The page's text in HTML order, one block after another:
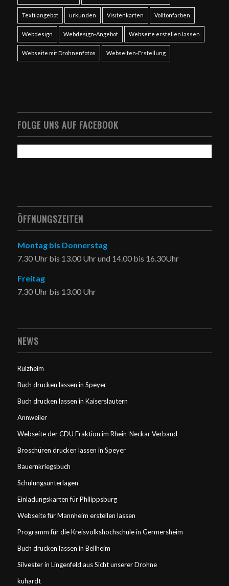
Textilangebot urkunden Visitenkarten Volltonfarben
Webdesign Webdesign-Angebot Webseite erstellen lassen
Webseite mit Drohnenfotos Webseiten-Erstellung
FOLGE UNS AUF FACEBOOK
ÖFFNUNGSZEITEN
Montag bis Donnerstag
7.30 Uhr bis 13.00 Uhr und 14.00 bis 16.30Uhr
Freitag
7.30 Uhr bis 13.00 Uhr
NEWS
Rülzheim
Buch drucken lassen in Speyer
Buch drucken lassen in Kaiserslautern
Annweiler
Webseite der CDU Fraktion im Rhein-Neckar Verband
Broschüren drucken lassen in Speyer
Bauernkriegsbuch
Schulungsunterlagen
Einladungskarten für Philippsburg
Webseite für Mannheim erstellen lassen
Programm für die Kreisvolkshochschule in Germersheim
Buch drucken lassen in Bellheim
Silvester in Lingenfeld aus Sicht unserer Drohne
kuhardt